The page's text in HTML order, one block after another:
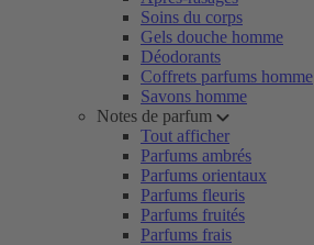
Soins du corps
Gels douche homme
Déodorants
Coffrets parfums homme
Savons homme
Notes de parfum
Tout afficher
Parfums ambrés
Parfums orientaux
Parfums fleuris
Parfums fruités
Parfums frais